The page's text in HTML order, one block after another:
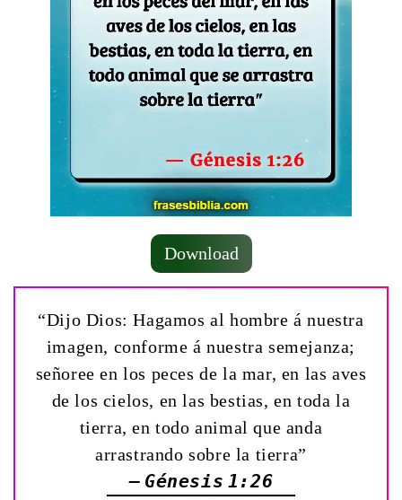
Download
“Dijo Dios: Hagamos al hombre á nuestra
imagen, conforme á nuestra semejanza;
señoree en los peces de la mar, en las aves
de los cielos, en las bestias, en toda la
tierra, en todo animal que anda
arrastrando sobre la tierra”
— Génesis 1:26